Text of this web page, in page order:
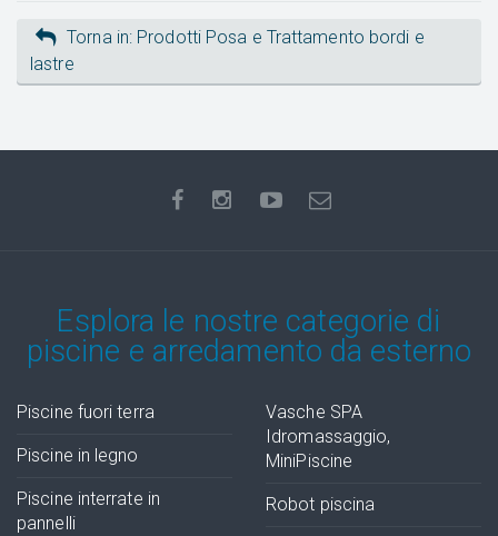
Torna in: Prodotti Posa e Trattamento bordi e
lastre
Esplora le nostre categorie di
piscine e arredamento da esterno
Piscine fuori terra
Piscine in legno
Piscine interrate in
pannelli
Vasche SPA
Idromassaggio,
MiniPiscine
Robot piscina